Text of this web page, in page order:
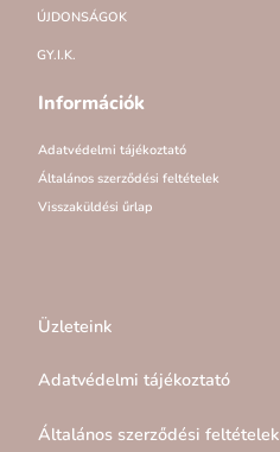
ÚJDONSÁGOK
GY.I.K.
Információk
Adatvédelmi tájékoztató
Általános szerződési feltételek
Visszaküldési űrlap
Üzleteink
Adatvédelmi tájékoztató
Általános szerződési feltételek